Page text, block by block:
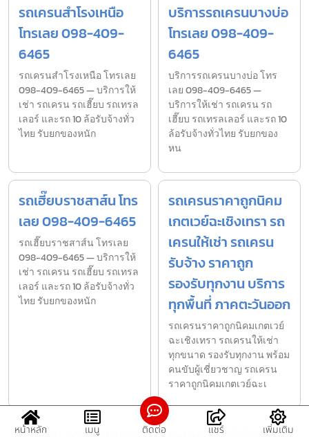
รถเครนสำโรงเหนือ
โทรเลย 098-409-
6465
รถเครนสำโรงเหนือ โทรเลย
098-409-6465 — บริการให้
เช่า รถเครน รถเฮี๊ยบ รถเทรล
เลอร์ และรถ 10 ล้อรับจ้างทั่ว
ไทย รับยกของหนัก
บริการรถเครนบางบ่อ
โทรเลย 098-409-
6465
บริการรถเครนบางบ่อ โทร
เลย 098-409-6465 —
บริการให้เช่า รถเครน รถ
เฮี๊ยบ รถเทรลเลอร์ และรถ 10
ล้อรับจ้างทั่วไทย รับยกของ
หน
รถเฮี๊ยบราชสาส์น โทร
เลย 098-409-6465
รถเฮี๊ยบราชสาส์น โทรเลย
098-409-6465 — บริการให้
เช่า รถเครน รถเฮี๊ยบ รถเทรล
เลอร์ และรถ 10 ล้อรับจ้างทั่ว
ไทย รับยกของหนัก
รถเครนราคาถูกนิคม
เกตเวย์ฉะเชิงเทรา รถ
เครนให้เช่า รถเครน
รับจ้าง ราคาถูก
รองรับทุกงาน บริการ
ทุกพื้นที่ ภาคตะวันออก
รถเครนราคาถูกนิคมเกตเวย์
ฉะเชิงเทรา รถเครนให้เช่า
ทุกขนาด รองรับทุกงาน พร้อม
คนขับผู้เชี่ยวชาญ รถเครน
ราคาถูกนิคมเกตเวย์ฉะเ
หน้าหลัก เมนู ติดต่อ แชร์ เพิ่มเติม